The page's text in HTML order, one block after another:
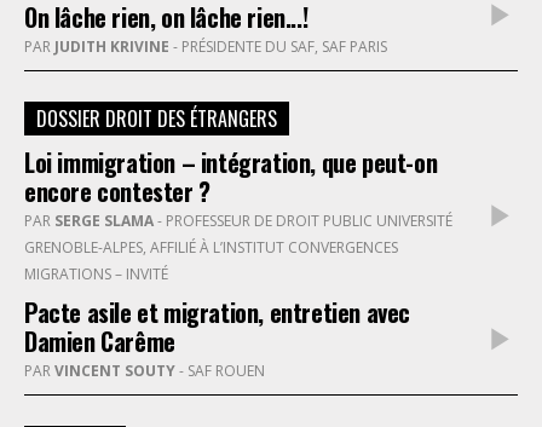
On lâche rien, on lâche rien...!
PAR JUDITH KRIVINE - PRÉSIDENTE DU SAF, SAF PARIS
DOSSIER DROIT DES ÉTRANGERS
Loi immigration – intégration, que peut-on
encore contester ?
PAR SERGE SLAMA
GRENOBLE-ALPES, AFFILIÉ À L’INSTITUT CONVERGENCES
MIGRATIONS – INVITÉ
Pacte asile et migration, entretien avec
Damien Carême
PARVINCENT SOUTY- SAF ROUEN